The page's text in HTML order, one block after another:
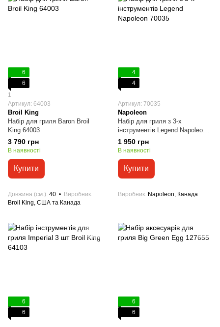
6
6
1
Артикул: 64003
Broil King
Набір для гриля Baron Broil
King 64003
3 790 грн
В наявності
Купити
Довжина (см.) 40
Виробник
Broil King, США та Канада
4
4
Артикул: 70035
Napoleon
Набір для гриля з 3-х
інструментів Legend Napoleon
70035
1 950 грн
В наявності
Купити
Виробник Napoleon, Канада
6
6
6
6